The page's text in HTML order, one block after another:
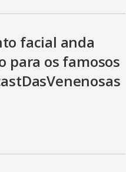
facial anda
para os famosos